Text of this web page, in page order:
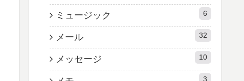
ミュージック 6
メール 32
メッセージ 10
3